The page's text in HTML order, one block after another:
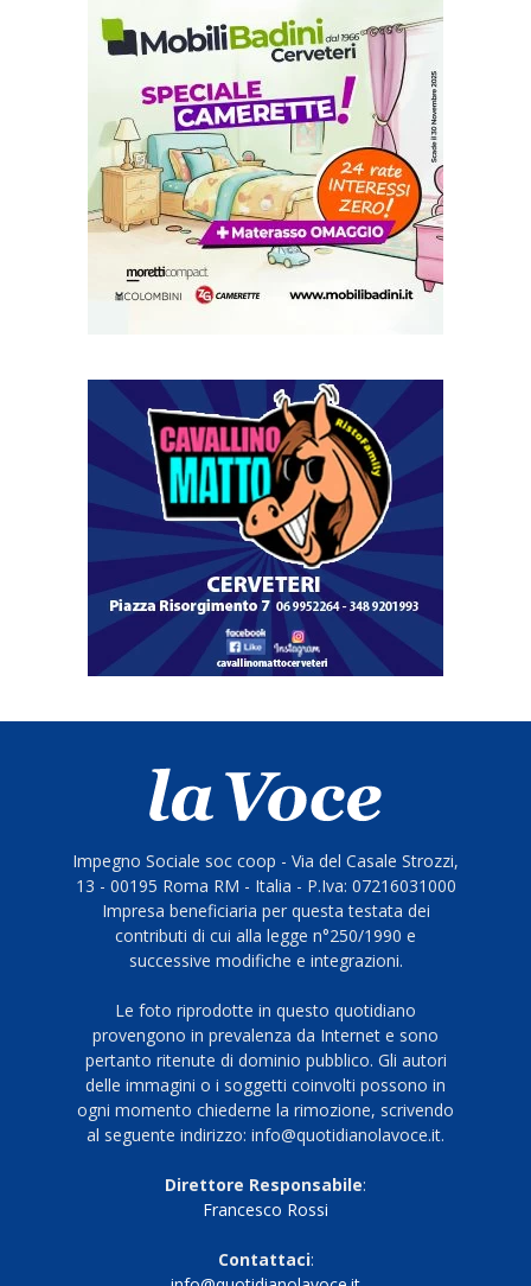
Impegno Sociale soc coop - Via del Casale Strozzi,
13 - 00195 Roma RM - Italia - P.Iva: 07216031000
Impresa beneficiaria per questa testata dei
contributi di cui alla legge n°250/1990 e
successive modifiche e integrazioni.
Le foto riprodotte in questo quotidiano
provengono in prevalenza da Internet e sono
pertanto ritenute di dominio pubblico. Gli autori
delle immagini o i soggetti coinvolti possono in
ogni momento chiederne la rimozione, scrivendo
al seguente indirizzo: info@quotidianolavoce.it.
Direttore Responsabile:
Francesco Rossi
Contattaci: